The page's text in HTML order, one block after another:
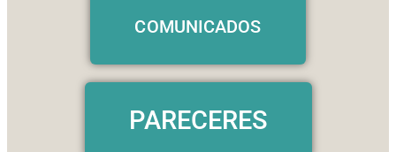
COMUNICADOS
PARECERES